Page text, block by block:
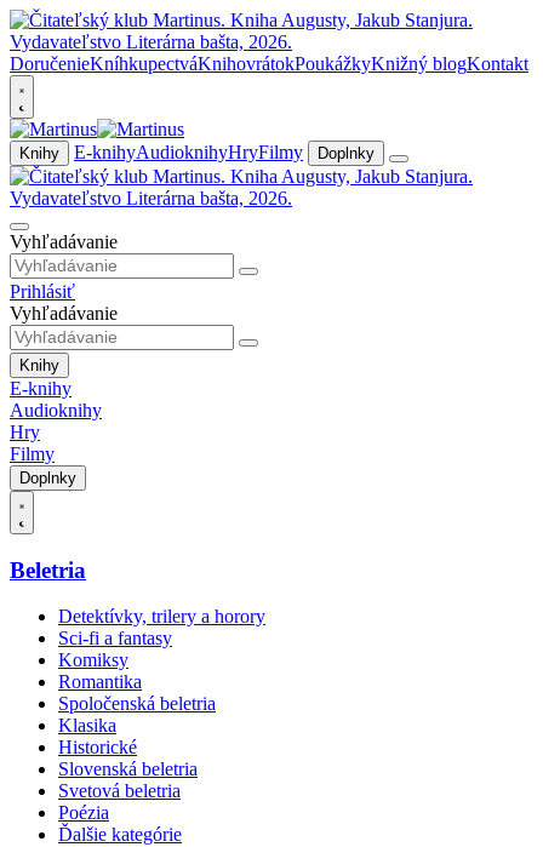
DoručenieKníhkupectváKnihovrátokPoukážkyKnižný blogKontakt
Knihy E-knihyAudioknihyHryFilmy Doplnky
Vyhľadávanie
Prihlásiť
Vyhľadávanie
Knihy
E-knihy
Audioknihy
Hry
Filmy
Doplnky
Beletria
Detektívky, trilery a horory
Sci-fi a fantasy
Komiksy
Romantika
Spoločenská beletria
Klasika
Historické
Slovenská beletria
Svetová beletria
Poézia
Ďalšie kategórie